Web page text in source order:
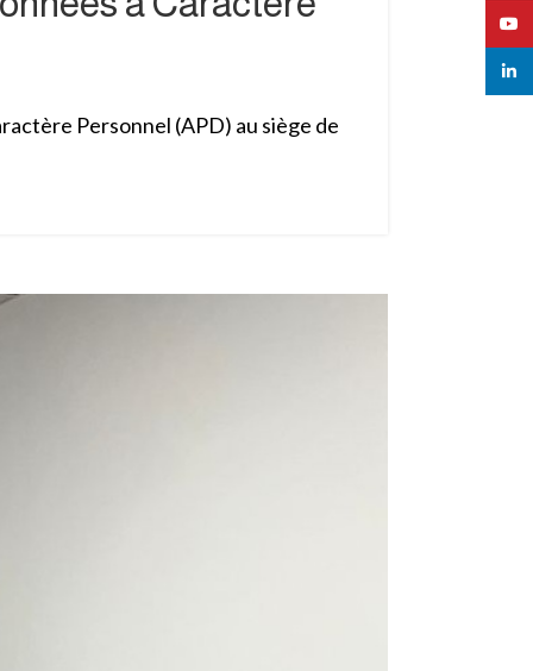
Personnel (APD) au siège de